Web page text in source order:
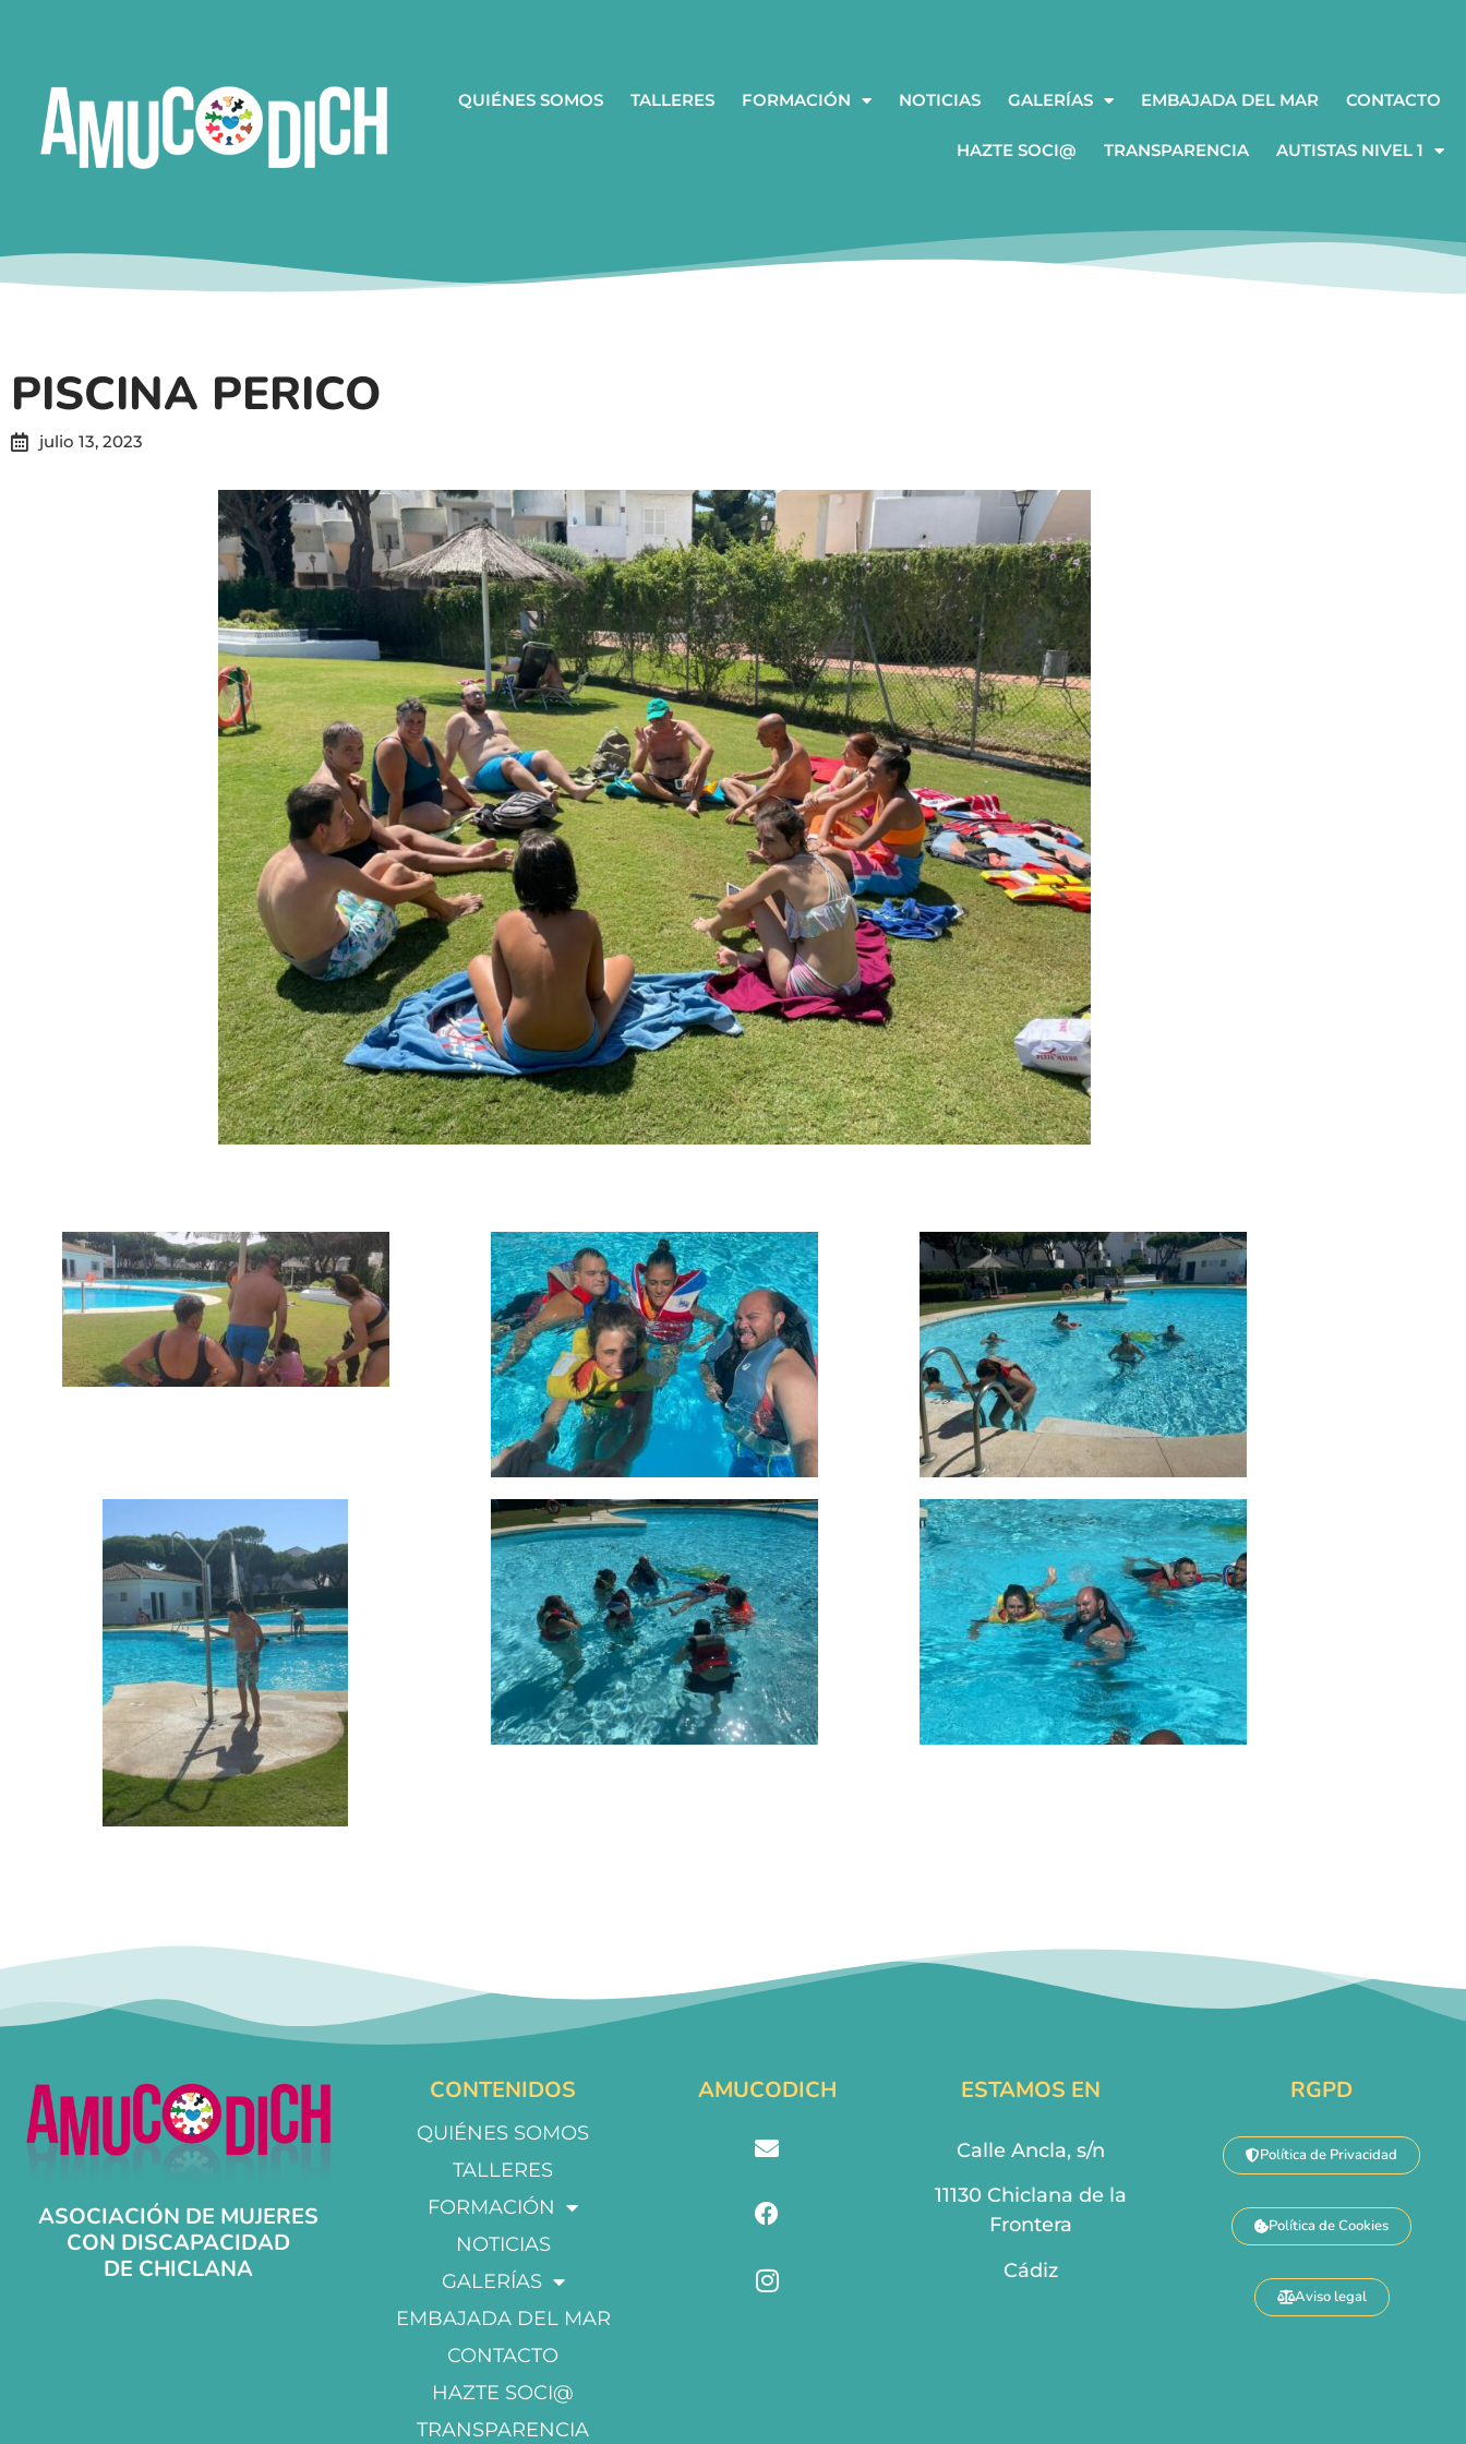
QUIÉNES SOMOS TALLERES FORMACIÓN NOTICIAS GALERÍAS EMBAJADA DEL MAR CONTACTO
HAZTE SOCI@ TRANSPARENCIA AUTISTAS NIVEL 1
PISCINA PERICO
julio 13, 2023
ASOCIACIÓN DE MUJERES
CON DISCAPACIDAD
DE CHICLANA
CONTENIDOS
QUIÉNES SOMOS
TALLERES
FORMACIÓN
NOTICIAS
GALERÍAS
EMBAJADA DEL MAR
CONTACTO
HAZTE SOCI@
TRANSPARENCIA
AMUCODICH ESTAMOS EN
Calle Ancla, s/n
11130 Chiclana de la
Frontera
Cádiz
RGPD
Política de Privacidad
Política de Cookies
Aviso legal